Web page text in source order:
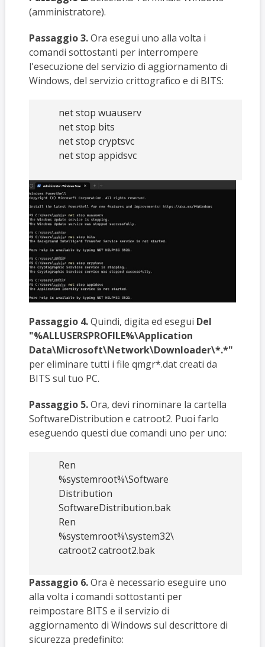
(amministratore).
Passaggio 3.Ora esegui uno alla volta i
comandi sottostanti per interrompere
l'esecuzione del servizio di aggiornamento di
Windows, del servizio crittografico e di BITS:
net stop wuauserv
net stop bits
net stop cryptsvc
net stop appidsvc
Passaggio 4.Quindi, digita ed esegui Del
"%ALLUSERSPROFILE%\Application
Data\Microsoft\Network\Downloader\*.*"
per eliminare tutti i file qmgr*.dat creati da
BITS sul tuo PC.
Passaggio 5.Ora, devi rinominare la cartella
SoftwareDistribution e catroot2. Puoi farlo
eseguendo questi due comandi uno per uno:
Ren
%systemroot%\Software
Distribution
SoftwareDistribution.bak
Ren
%systemroot%\system32\
catroot2 catroot2.bak
Passaggio 6.Ora è necessario eseguire uno
alla volta i comandi sottostanti per
reimpostare BITS e il servizio di
aggiornamento di Windows sul descrittore di
sicurezza predefinito: